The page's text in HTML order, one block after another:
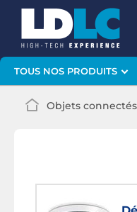
TOUS NOS PRODUITS
Objets connectés